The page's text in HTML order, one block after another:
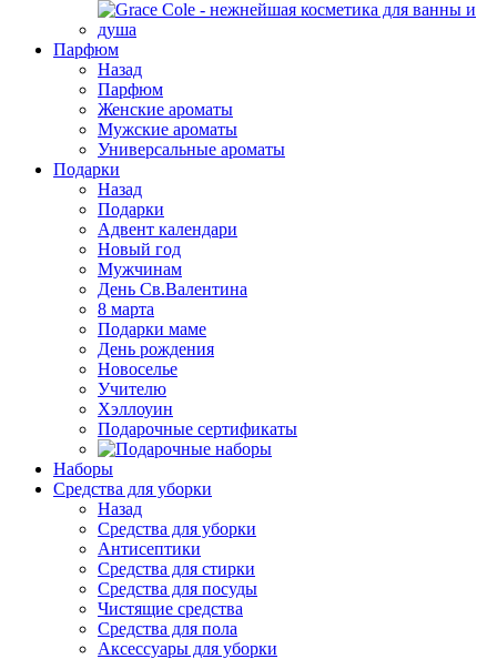
Парфюм
Назад
Парфюм
Женские ароматы
Мужские ароматы
Универсальные ароматы
Подарки
Назад
Подарки
Адвент календари
Новый год
Мужчинам
День Св.Валентина
8 марта
Подарки маме
День рождения
Новоселье
Учителю
Хэллоуин
Подарочные сертификаты
Наборы
Средства для уборки
Назад
Средства для уборки
Антисептики
Средства для стирки
Средства для посуды
Чистящие средства
Средства для пола
Аксессуары для уборки